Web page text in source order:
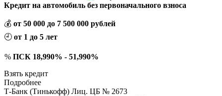
Кредит на автомобиль без первоначального взноса
💰 от 50 000 до 7 500 000 рублей
🕘 от 1 до 5 лет
% ПСК 18,990% - 51,990%
Взять кредит
Подробнее
Т-Банк (Тинькофф) Лиц. ЦБ № 2673